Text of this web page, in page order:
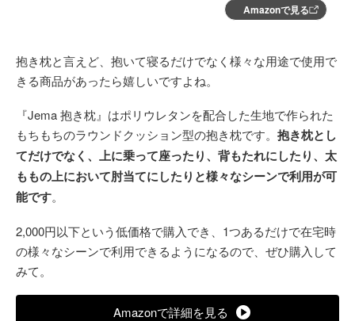
Amazonで見る
抱き枕と言えど、抱いて寝るだけでなく様々な用途で使用で
きる商品があったら嬉しいですよね。
『Jema 抱き枕』はポリウレタンを配合した生地で作られた
もちもちのラウンドクッション型の抱き枕です。 抱き枕とし
てだけでなく、上に乗って座ったり、背もたれにしたり、太
ももの上において肘当てにしたりと様々なシーンで利用が可
能です。
2,000円以下という低価格で購入でき、1つあるだけで在宅時
の様々なシーンで利用できるようになるので、ぜひ購入して
みて。
Amazonで詳細を見る